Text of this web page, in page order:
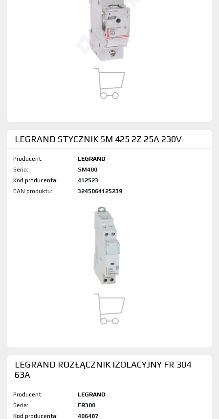
LEGRAND STYCZNIK SM 425 2Z 25A 230V
Producent:
LEGRAND
Seria:
SM400
Kod produktu:
412523
EAN produktu:
3245064125239
LEGRAND ROZŁĄCZNIK IZOLACYJNY FR 304
63A
Producent:
LEGRAND
Seria:
FR300
Kod produktu:
406487